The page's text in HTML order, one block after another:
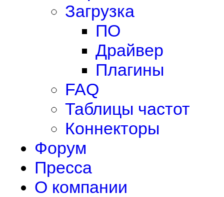
Загрузка
ПО
Драйвер
Плагины
FAQ
Таблицы частот
Коннекторы
Форум
Пресса
О компании